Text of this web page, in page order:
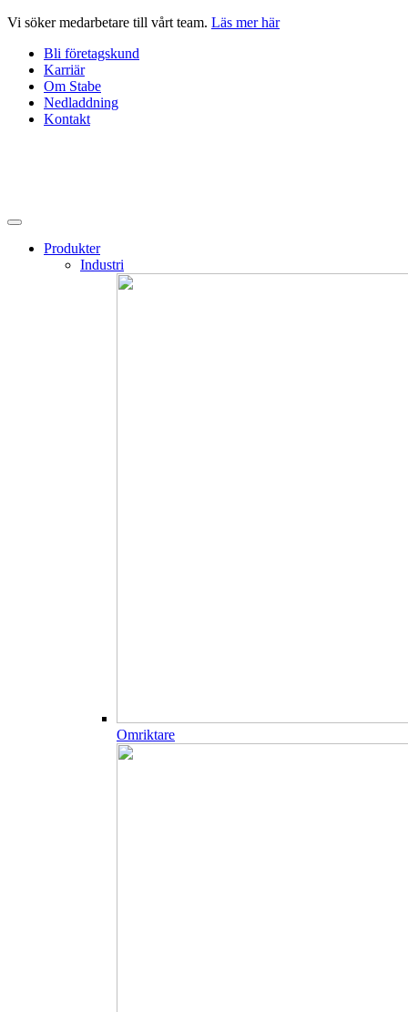
Hoppa
innehåll
Vi söker medarbetare till vårt team. Läs mer här
Bli företagskund
Karriär
Om Stabe
Nedladdning
Kontakt
Produkter
Industri
Omriktare